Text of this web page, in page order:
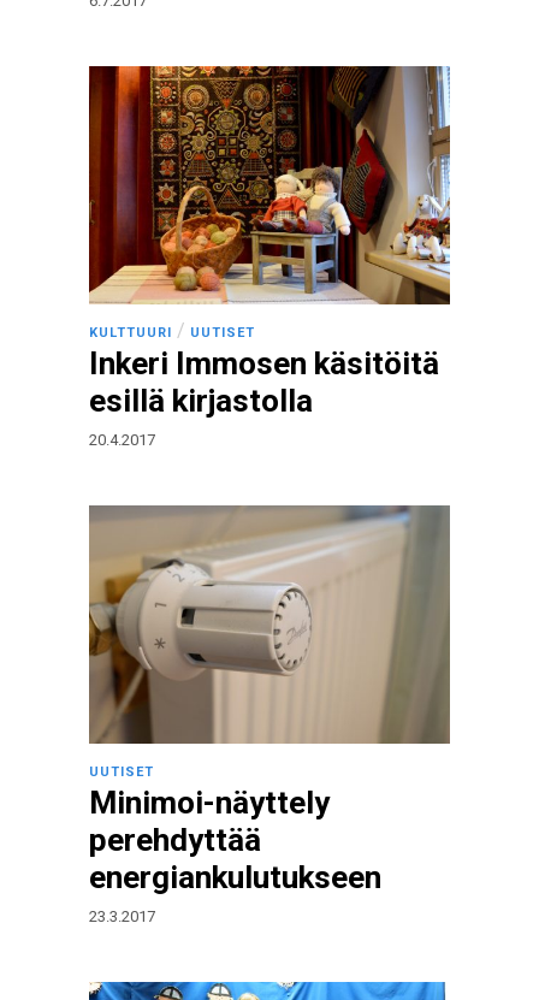
KULTTUURI / UUTISET
Inkeri Immosen käsitöitä
esillä kirjastolla
20.4.2017
UUTISET
Minimoi-näyttely
perehdyttää
energiankulutukseen
23.3.2017